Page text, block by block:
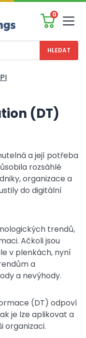
0
(DT)
a její potřeba
rozsáhlé
organizace a
do digitální
trendů,
Ačkoli jsou
v plenkách, nyní
a
a nevýhody.
(DT) odpoví
je lze aplikovat a
organizaci.